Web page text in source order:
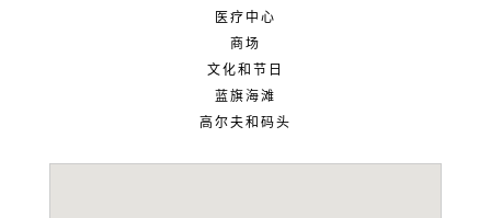
医疗中心
商场
文化和节日
蓝旗海滩
高尔夫和码头